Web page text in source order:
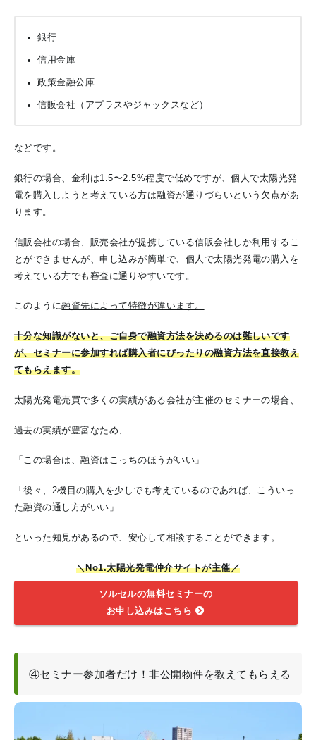
銀行
信用金庫
政策金融公庫
信販会社（アプラスやジャックスなど）
などです。
銀行の場合、金利は1.5〜2.5%程度で低めですが、個人で太陽光発
電を購入しようと考えている方は融資が通りづらいという欠点があ
ります。
信販会社の場合、販売会社が提携している信販会社しか利用するこ
とができませんが、申し込みが簡単で、個人で太陽光発電の購入を
考えている方でも審査に通りやすいです。
このように融資先によって特徴が違います。
十分な知識がないと、ご自身で融資方法を決めるのは難しいです
が、セミナーに参加すれば購入者にぴったりの融資方法を直接教え
てもらえます。
太陽光発電売買で多くの実績がある会社が主催のセミナーの場合、
過去の実績が豊富なため、
「この場合は、融資はこっちのほうがいい」
「後々、2機目の購入を少しでも考えているのであれば、こういっ
た融資の通し方がいい」
といった知見があるので、安心して相談することができます。
＼No1.太陽光発電仲介サイトが主催／
ソルセルの無料セミナーの
お申し込みはこちら
④セミナー参加者だけ！非公開物件を教えてもらえる